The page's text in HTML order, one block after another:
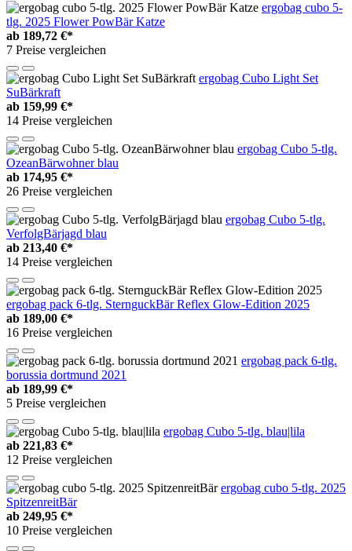
ergobag cubo 5-
tlg. 2025 Flower PowBär Katze
ab 189,72 €*
7 Preise vergleichen
ergobag Cubo Light Set
SuBärkraft
ab 159,99 €*
14 Preise vergleichen
ergobag Cubo 5-tlg.
OzeanBärwohner blau
ab 174,95 €*
26 Preise vergleichen
ergobag Cubo 5-tlg.
VerfolgBärjagd blau
ab 213,40 €*
14 Preise vergleichen
ergobag pack 6-tlg. SternguckBär Reflex Glow-Edition 2025
ab 189,00 €*
16 Preise vergleichen
ergobag pack 6-tlg.
borussia dortmund 2021
ab 189,99 €*
5 Preise vergleichen
ergobag Cubo 5-tlg. blau|lila
ab 221,83 €*
12 Preise vergleichen
ergobag cubo 5-tlg. 2025
SpitzenreitBär
ab 249,95 €*
10 Preise vergleichen